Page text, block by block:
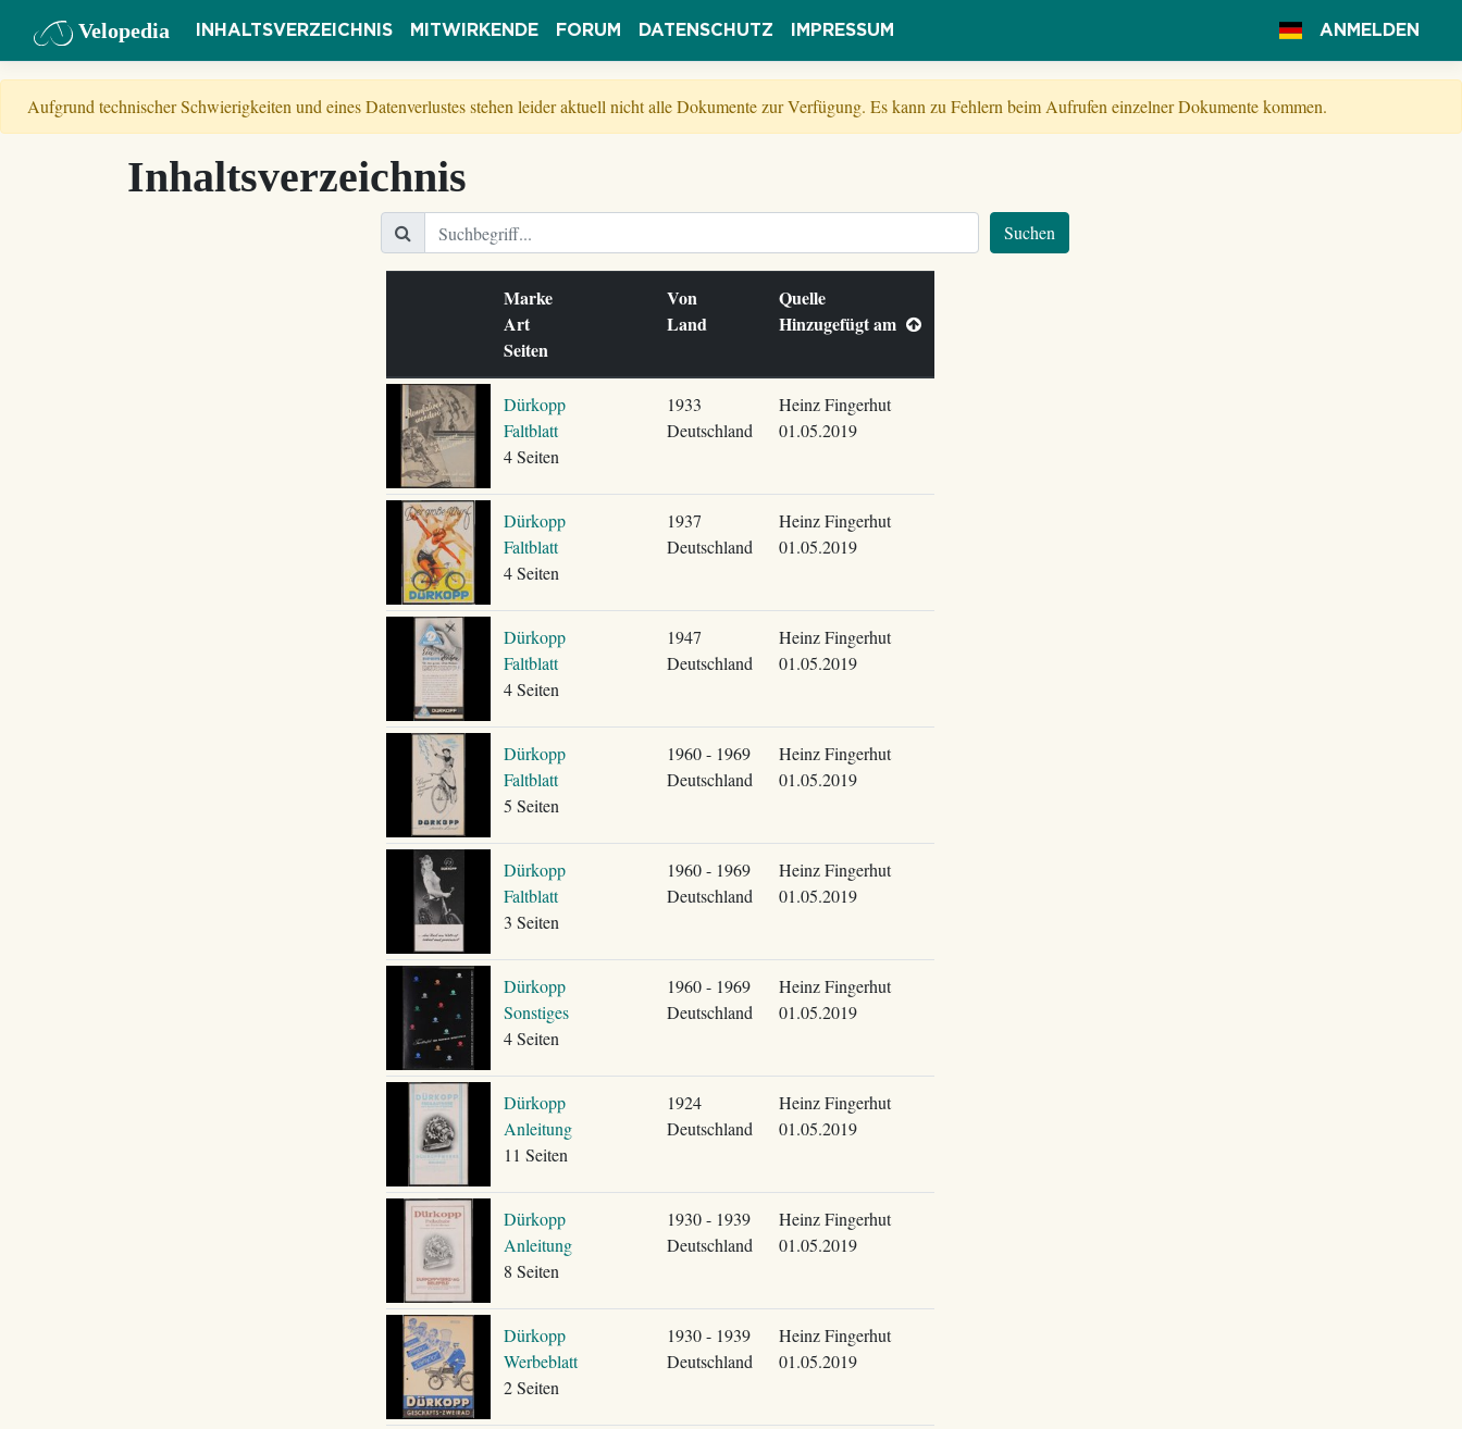
Velopedia INHALTSVERZEICHNIS MITWIRKENDE FORUM DATENSCHUTZ IMPRESSUM ANMELDEN
Aufgrund technischer Schwierigkeiten und eines Datenverlustes stehen leider aktuell nicht alle Dokumente zur Verfügung. Es kann zu Fehlern beim Aufrufen einzelner Dokumente kommen.
Inhaltsverzeichnis
Suchen
Marke
Art
Seiten
Von
Land
Quelle
Hinzugefügt am
Dürkopp
Faltblatt
4 Seiten
1933
Deutschland
Heinz Fingerhut
01.05.2019
Dürkopp
Faltblatt
4 Seiten
1937
Deutschland
Heinz Fingerhut
01.05.2019
Dürkopp
Faltblatt
4 Seiten
1947
Deutschland
Heinz Fingerhut
01.05.2019
Dürkopp
Faltblatt
5 Seiten
1960 - 1969
Deutschland
Heinz Fingerhut
01.05.2019
Dürkopp
Faltblatt
3 Seiten
1960 - 1969
Deutschland
Heinz Fingerhut
01.05.2019
Dürkopp
Sonstiges
4 Seiten
1960 - 1969
Deutschland
Heinz Fingerhut
01.05.2019
Dürkopp
Anleitung
11 Seiten
1924
Deutschland
Heinz Fingerhut
01.05.2019
Dürkopp
Anleitung
8 Seiten
1930 - 1939
Deutschland
Heinz Fingerhut
01.05.2019
Dürkopp
Werbeblatt
2 Seiten
1930 - 1939
Deutschland
Heinz Fingerhut
01.05.2019